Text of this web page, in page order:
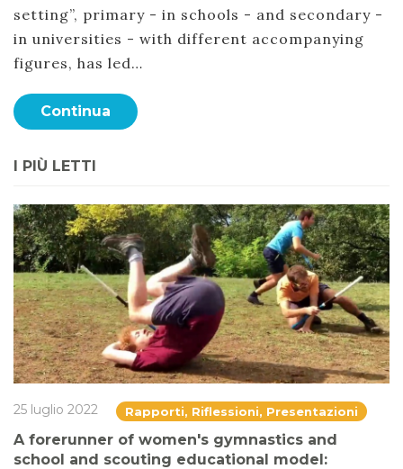
setting”, primary - in schools - and secondary -
in universities - with different accompanying
figures, has led…
Continua
I PIÙ LETTI
25 luglio 2022 Rapporti, Riflessioni, Presentazioni
A forerunner of women's gymnastics and
school and scouting educational model: